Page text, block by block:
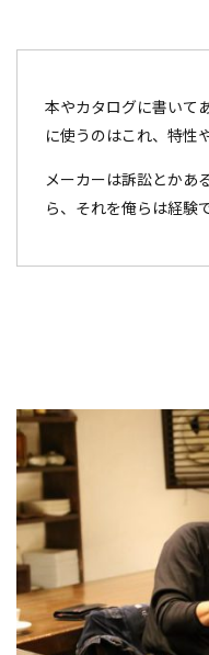
本やカタログに書いて
に使うのはこれ、特性
メーカーは訴訟とかあ
ら、それを俺らは経験